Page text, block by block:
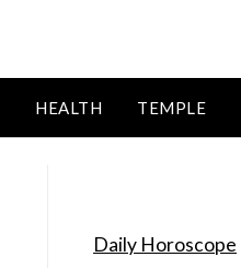
HEALTH TEMPLE
Daily Horoscope